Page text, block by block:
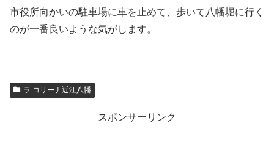
市役所向かいの駐車場に車を止めて、歩いて八幡堀に行く
のが一番良いような気がします。
ラ コリーナ近江八幡
スポンサーリンク